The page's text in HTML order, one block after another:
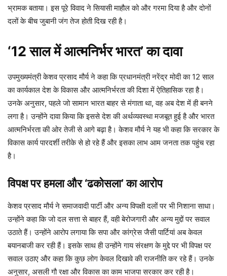
भ्रामक बताया। इस पूरे विवाद ने सियासी माहौल को और गरमा दिया है और दोनों
दलों के बीच जुबानी जंग तेज होती दिख रही है।
‘12 साल में आत्मनिर्भर भारत’ का दावा
उपमुख्यमंत्री केशव प्रसाद मौर्य ने कहा कि प्रधानमंत्री नरेंद्र मोदी का 12 साल
का कार्यकाल देश के विकास और आत्मनिर्भरता की दिशा में ऐतिहासिक रहा है।
उनके अनुसार, पहले जो सामान भारत बाहर से मंगाता था, वह अब देश में ही बनने
लगा है। उन्होंने दावा किया कि इससे देश की अर्थव्यवस्था मजबूत हुई है और भारत
आत्मनिर्भरता की ओर तेजी से आगे बढ़ा है। केशव मौर्य ने यह भी कहा कि सरकार के
विकास कार्य पारदर्शी तरीके से हो रहे हैं और इसका लाभ आम जनता तक पहुंच रहा
है।
विपक्ष पर हमला और ‘ढकोसला’ का आरोप
केशव प्रसाद मौर्य ने समाजवादी पार्टी और अन्य विपक्षी दलों पर भी निशाना साधा।
उन्होंने कहा कि जो दल सत्ता से बाहर हैं, वही बेरोजगारी और अन्य मुद्दों पर सवाल
उठाते हैं। उन्होंने आरोप लगाया कि सपा और कांग्रेस जैसी पार्टियां अब केवल
बयानबाजी कर रही हैं। इसके साथ ही उन्होंने गाय संरक्षण के मुद्दे पर भी विपक्ष पर
सवाल उठाए और कहा कि कुछ लोग केवल दिखावे की राजनीति कर रहे हैं। उनके
अनुसार, असली गौ रक्षा और विकास का काम भाजपा सरकार कर रही है।